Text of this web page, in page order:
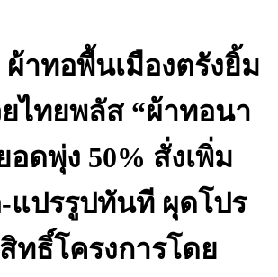
าทอพื้นเมืองตรังยิ้ม
ไทยพลัส “ผ้าทอนา
ดพุ่ง 50% สั่งเพิ่ม
แปรรูปทันที ผุดโปร
ทธิ์โครงการโดย